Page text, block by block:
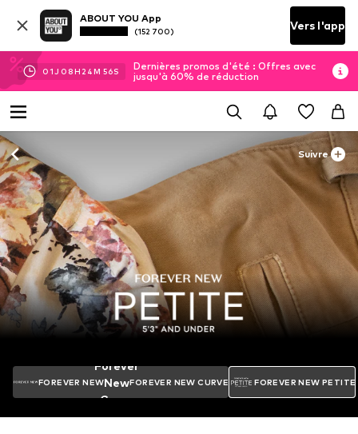
ABOUT YOU App
(152 700) Vers l'app
01J 08H 24M 56S
Dernières promos d'été : Offres avec
jusqu'à 60% de réduction
Suivre
FOREVER NEW
Forever
New
Curve
FOREVER NEW CURVE FOREVER NEW PETITE